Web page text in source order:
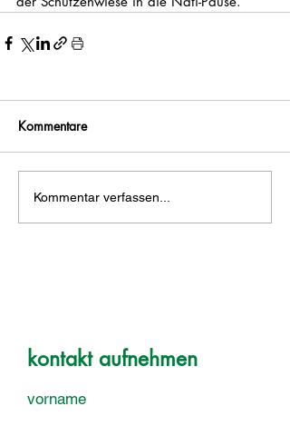
Kommentare
Kommentar verfassen...
kontakt aufnehmen
vorname